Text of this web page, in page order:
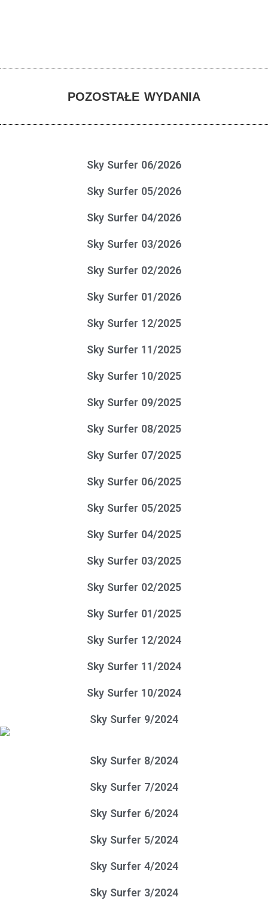
POZOSTAŁE WYDANIA
Sky Surfer 06/2026
Sky Surfer 05/2026
Sky Surfer 04/2026
Sky Surfer 03/2026
Sky Surfer 02/2026
Sky Surfer 01/2026
Sky Surfer 12/2025
Sky Surfer 11/2025
Sky Surfer 10/2025
Sky Surfer 09/2025
Sky Surfer 08/2025
Sky Surfer 07/2025
Sky Surfer 06/2025
Sky Surfer 05/2025
Sky Surfer 04/2025
Sky Surfer 03/2025
Sky Surfer 02/2025
Sky Surfer 01/2025
Sky Surfer 12/2024
Sky Surfer 11/2024
Sky Surfer 10/2024
Sky Surfer 9/2024
Sky Surfer 8/2024
Sky Surfer 7/2024
Sky Surfer 6/2024
Sky Surfer 5/2024
Sky Surfer 4/2024
Sky Surfer 3/2024